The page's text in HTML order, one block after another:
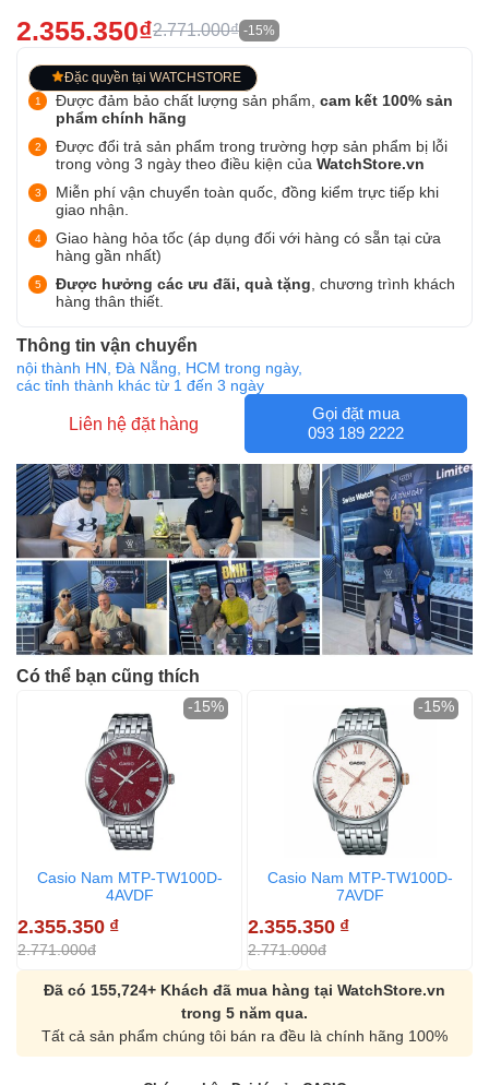
2.355.350₫2.771.000₫ -15%
Đặc quyền tại WATCHSTORE
Được đảm bảo chất lượng sản phẩm, cam kết 100% sản
phẩm chính hãng
Được đổi trả sản phẩm trong trường hợp sản phẩm bị lỗi
trong vòng 3 ngày theo điều kiện của WatchStore.vn
Miễn phí vận chuyển toàn quốc, đồng kiểm trực tiếp khi
giao nhận.
Giao hàng hỏa tốc (áp dụng đối với hàng có sẵn tại cửa
hàng gần nhất)
Được hưởng các ưu đãi, quà tặng , chương trình khách
hàng thân thiết.
Thông tin vận chuyển
nội thành HN, Đà Nẵng, HCM trong ngày,
các tỉnh thành khác từ 1 đến 3 ngày
Liên hệ đặt hàng
Gọi đặt mua
093 189 2222
Có thể bạn cũng thích
Casio Nam MTP-TW100D-
4AVDF
2.355.350 ₫
2.771.000đ
-15%
Casio Nam MTP-TW100D-
7AVDF
2.355.350 ₫
2.771.000đ
-15%
Đã có 155,724+ Khách đã mua hàng tại WatchStore.vn
trong 5 năm qua.
Tất cả sản phẩm chúng tôi bán ra đều là chính hãng 100%